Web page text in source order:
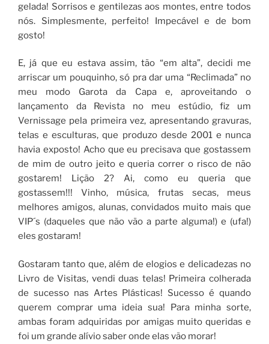
gelada! Sorrisos e gentilezas aos montes, entre todos
nós. Simplesmente, perfeito! Impecável e de bom
gosto!
E, já que eu estava assim, tão “em alta”, decidi me
arriscar um pouquinho, só pra dar uma “Reclimada” no
meu modo Garota da Capa e, aproveitando o
lançamento da Revista no meu estúdio, fiz um
Vernissage pela primeira vez, apresentando gravuras,
telas e esculturas, que produzo desde 2001 e nunca
havia exposto! Acho que eu precisava que gostassem
de mim de outro jeito e queria correr o risco de não
gostarem! Lição 2? Ai, como eu queria que
gostassem!!! Vinho, música, frutas secas, meus
melhores amigos, alunas, convidados muito mais que
VIP´s (daqueles que não vão a parte alguma!) e (ufa!)
eles gostaram!
Gostaram tanto que, além de elogios e delicadezas no
Livro de Visitas, vendi duas telas! Primeira colherada
de sucesso nas Artes Plásticas! Sucesso é quando
querem comprar uma ideia sua! Para minha sorte,
ambas foram adquiridas por amigas muito queridas e
foi um grande alívio saber onde elas vão morar!